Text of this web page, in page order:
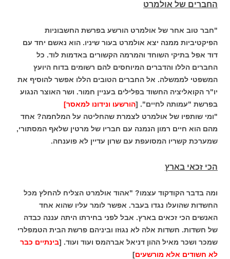
החברים של אולמרט
"חבר טוב אחר של אולמרט הורשע בפרשת החשבוניות
הפיקטיביות ממנה יצא אולמרט בעור שיניו. הוא נאשם יחד עם
דוד אפל בתיקי השוחד והמרמה הקשורים באדמות לוד. כל
החברים הללו והדברים המיוחסים להם רשומים בדוח היועץ
המשפטי לממשלה. אל החברים הטובים הללו אפשר להוסיף את
יו"ר הקואליציה החשוד בפלילים בעניין חמור. ושר האוצר הנגוע
בפרשת "עמותה לחיים". [הורשעו ונידונו למאסר]
"ומי שותפיו של אולמרט לצמרת שהחליטה על המלחמה? אחד
מהם הוא חיים רמון הנמנה עם חבריו של מרטין שלאף המסתורי,
שמערכת קשריו המסועפת עם שרון עדיין לא פוענחה.
הכי זכאי בארץ
ומה בדבר הקודקוד עצמו? "אהוד אולמרט הצליח להחלץ מכל
החשדות שהועלו נגדו בעבר. אפשר לומר עליו שהוא אחד
האנשים הכי זכאים בארץ. אבל לפני בחירתו היתה עננה כבדה
של חשדות. חשדות אלה לא נגוזו וביניהם פרשת הבית הטמפלרי
שמכר ושכר מאיל ההון דניאל אברהמס ועוד ועוד. [בינתיים כבר
לא חשודים אלא מורשעים]